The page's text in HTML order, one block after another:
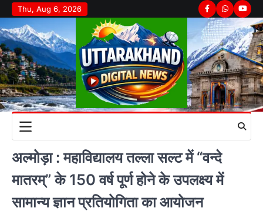
Skip
to
content
Thu, Aug 6, 2026 Facebook
Whatsapp
अल्मोड़ा : महाविद्यालय तल्ला सल्ट में “वन्दे
मातरम्” के 150 वर्ष पूर्ण होने के उपलक्ष्य में
सामान्य ज्ञान प्रतियोगिता का आयोजन